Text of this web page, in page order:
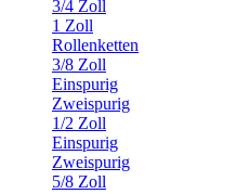
3/4 Zoll
1 Zoll
Rollenketten
3/8 Zoll
Einspurig
Zweispurig
1/2 Zoll
Einspurig
Zweispurig
5/8 Zoll